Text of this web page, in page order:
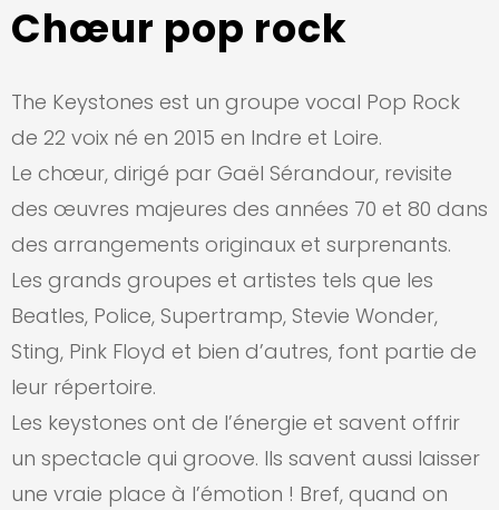
Chœur pop rock
The Keystones est un groupe vocal Pop Rock
de 22 voix né en 2015 en Indre et Loire.
Le chœur, dirigé par Gaël Sérandour, revisite
des œuvres majeures des années 70 et 80 dans
des arrangements originaux et surprenants.
Les grands groupes et artistes tels que les
Beatles, Police, Supertramp, Stevie Wonder,
Sting, Pink Floyd et bien d’autres, font partie de
leur répertoire.
Les keystones ont de l’énergie et savent offrir
un spectacle qui groove. Ils savent aussi laisser
une vraie place à l’émotion ! Bref, quand on